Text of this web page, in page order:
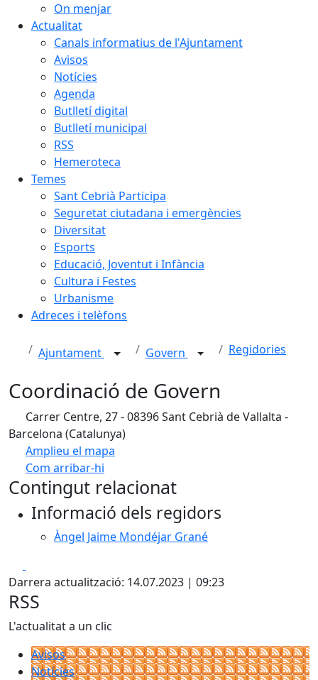
On menjar
Actualitat
Canals informatius de l'Ajuntament
Avisos
Notícies
Agenda
Butlletí digital
Butlletí municipal
RSS
Hemeroteca
Temes
Sant Cebrià Participa
Seguretat ciutadana i emergències
Diversitat
Esports
Educació, Joventut i Infància
Cultura i Festes
Urbanisme
Adreces i telèfons
Ajuntament Govern Regidories
Coordinació de Govern
Carrer Centre, 27 - 08396 Sant Cebrià de Vallalta -
Barcelona (Catalunya)
Amplieu el mapa
Com arribar-hi
+
−
Contingut relacionat
Informació dels regidors
Àngel Jaime Mondéjar Grané
Darrera actualització: 14.07.2023 | 09:23
RSS
L'actualitat a un clic
Avisos
Notícies